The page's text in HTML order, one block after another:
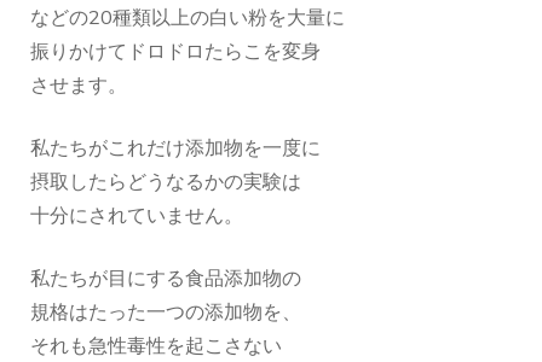
などの20種類以上の白い粉を大量に
振りかけてドロドロたらこを変身
させます。
私たちがこれだけ添加物を一度に
摂取したらどうなるかの実験は
十分にされていません。
私たちが目にする食品添加物の
規格はたった一つの添加物を、
それも急性毒性を起こさない